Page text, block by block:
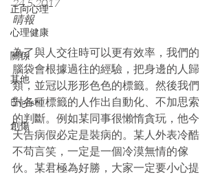
正向心理
心理健康
關係
其他
English
創傷
24.5.2017
晴報
為了與人交往時可以更有效率，我們的
腦袋會根據過往的經驗，把身邊的人歸
類，並冠以形形色色的標籤。然後我們
對各種標籤的人作出自動化、不加思索
的判斷。例如某同事很懶惰貪玩，他今
天告病假必定是裝病的。某人外表冷酷
不苟言笑，一定是一個冷漠無情的傢
伙。某君極為好勝，大家一定要小心提